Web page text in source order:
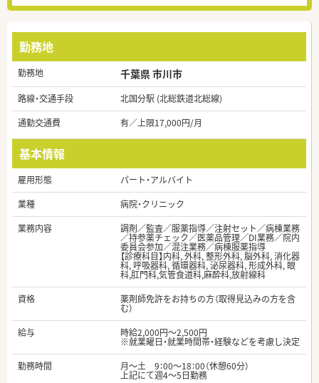
勤務地
勤務地 千葉県 市川市
路線・交通手段
北国分駅 (北総鉄道北総線)
通勤交通費
有／上限17,000円/月
基本情報
雇用形態
パート・アルバイト
業種
病院・クリニック
業務内容
調剤／監査／服薬指導／注射セット／病棟業務
／持参薬チェック／医薬品管理／DI業務／院内
委員会参加／混注業務／病棟服薬指導
【診療科目】内科, 外科, 整形外科, 脳外科, 消化器
科, 呼吸器科, 循環器科, 泌尿器科, 形成外科, 眼
科,肛門科,気管食道科,麻酔科,放射線科
資格
薬剤師免許をお持ちの方（取得見込みの方を含
む）
給与
時給2,000円～2,500円
※就業曜日・就業時間帯・経験などを考慮し決定
勤務時間
月～土 9：00～18：00（休憩60分）
上記にて週4～5日勤務